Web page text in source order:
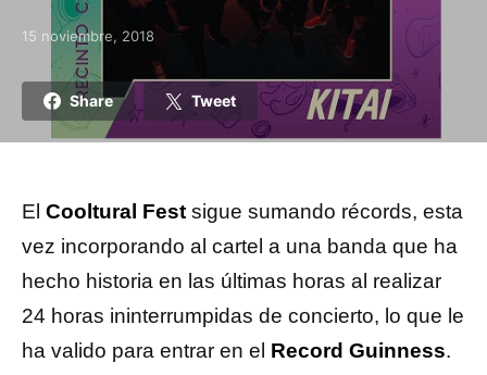
Posted on
15 noviembre, 2018
Share Tweet
El Cooltural Fest sigue sumando récords, esta
vez incorporando al cartel a una banda que ha
hecho historia en las últimas horas al realizar
24 horas ininterrumpidas de concierto, lo que le
ha valido para entrar en el Record Guinness.